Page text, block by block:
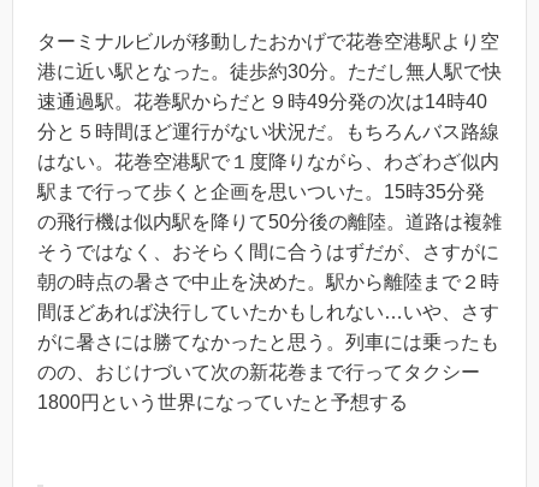
ターミナルビルが移動したおかげで花巻空港駅より空
港に近い駅となった。徒歩約30分。ただし無人駅で快
速通過駅。花巻駅からだと９時49分発の次は14時40
分と５時間ほど運行がない状況だ。もちろんバス路線
はない。花巻空港駅で１度降りながら、わざわざ似内
駅まで行って歩くと企画を思いついた。15時35分発
の飛行機は似内駅を降りて50分後の離陸。道路は複雑
そうではなく、おそらく間に合うはずだが、さすがに
朝の時点の暑さで中止を決めた。駅から離陸まで２時
間ほどあれば決行していたかもしれない…いや、さす
がに暑さには勝てなかったと思う。列車には乗ったも
のの、おじけづいて次の新花巻まで行ってタクシー
1800円という世界になっていたと予想する